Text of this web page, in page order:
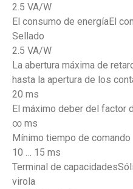
2.5 VA/W
El consumo de energíaEl
Sellado
2.5 VA/W
La abertura máxima de
hasta la apertura de los
20 ms
El máximo deber del factor
∞ ms
Mínimo tiempo de comando
10 … 15 ms
Terminal de
virola